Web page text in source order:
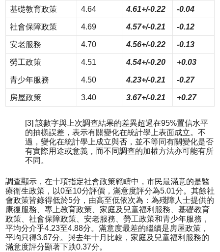
基礎教育政策 4.64 4.61+/-0.22 -0.04
社會保障政策 4.69 4.57+/-0.21 -0.12
安老服務 4.70 4.56+/-0.22 -0.13
勞工政策 4.51 4.54+/-0.20 +0.03
青少年服務 4.50 4.23+/-0.21 -0.27
房屋政策 3.40 3.67+/-0.21 +0.27
[3] 該數字與上次調查結果的差異超過在95%置信水平
的抽樣誤差，表示有關變化在統計學上表面成立。不
過，變化在統計學上成立與否，並不等同有關變化是否
有實際用途或意義，而不同調查的加權方法亦可能有所
不同。
調查顯示，在十項指定社會政策範疇中，市民最滿意的是醫
療衛生政策，以0至10分評價，滿意度評分為5.01分。其餘社
會政策皆錄得低於5分，由高至低依次為：為殘障人士提供的
康復服務、專上教育政策、家庭及兒童福利服務、基礎教育
政策、社會保障政策、安老服務、勞工政策和青少年服務，
平均分介乎4.23至4.88分。滿意度最差的繼續是房屋政策，
平均只得3.67分。與去年十月比較，家庭及兒童福利服務的
滿意度評分顯著下跌0.37分。